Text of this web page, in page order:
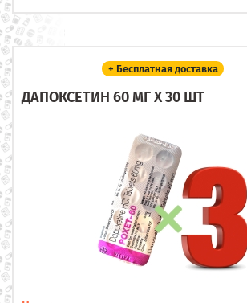
+ Бесплатная доставка
ДАПОКСЕТИН 60 МГ X 30 ШТ